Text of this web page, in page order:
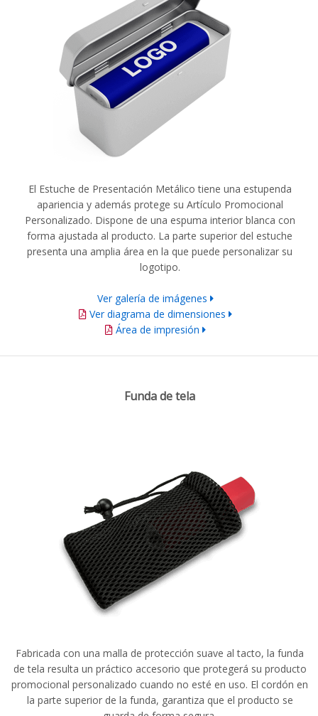
El Estuche de Presentación Metálico tiene una estupenda
apariencia y además protege su Artículo Promocional
Personalizado. Dispone de una espuma interior blanca con
forma ajustada al producto. La parte superior del estuche
presenta una amplia área en la que puede personalizar su
logotipo.
Ver galería de imágenes
Ver diagrama de dimensiones
Área de impresión
Funda de tela
Fabricada con una malla de protección suave al tacto, la funda
de tela resulta un práctico accesorio que protegerá su producto
promocional personalizado cuando no esté en uso. El cordón en
la parte superior de la funda, garantiza que el producto se